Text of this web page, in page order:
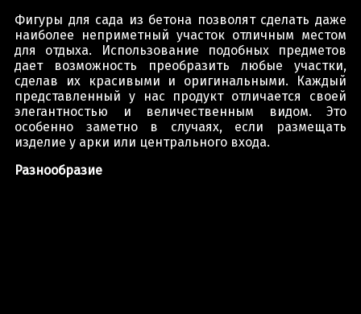
Фигуры для сада из бетона позволят сделать даже
наиболее неприметный участок отличным местом
для отдыха. Использование подобных предметов
дает возможность преобразить любые участки,
сделав их красивыми и оригинальными. Каждый
представленный у нас продукт отличается своей
элегантностью и величественным видом. Это
особенно заметно в случаях, если размещать
изделие у арки или центрального входа.
Разнообразие